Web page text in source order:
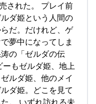
された。 プレイ前
ダ姫という人間の
だ。だけれど、ゲ
夢中になってしま
の「ゼルダの伝
もゼルダ姫、地上
ルダ姫、他のメイ
ダ姫。どこを見て